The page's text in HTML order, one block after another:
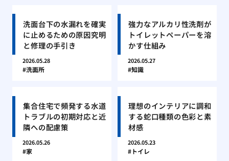
洗面台下の水漏れを確実
に止めるための原因究明
と修理の手引き
2026.05.28
洗面所
強力なアルカリ性洗剤が
トイレットペーパーを溶
かす仕組み
2026.05.27
知識
集合住宅で頻発する水道
トラブルの初期対応と近
隣への配慮策
2026.05.26
家
理想のインテリアに調和
する蛇口種類の色彩と素
材感
2026.05.23
トイレ